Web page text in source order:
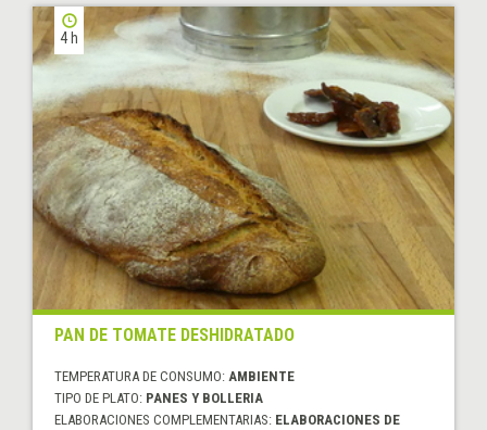
4 h
PAN DE TOMATE DESHIDRATADO
TEMPERATURA DE CONSUMO: AMBIENTE
TIPO DE PLATO: PANES Y BOLLERIA
ELABORACIONES COMPLEMENTARIAS: ELABORACIONES DE